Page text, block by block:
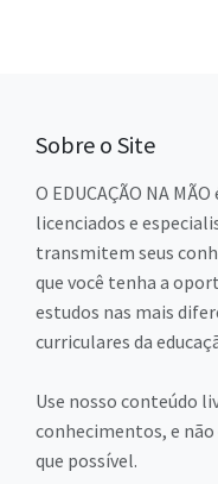
Sobre o Site
O EDUCAÇÃO NA
licenciados e
transmitem seus
que você tenha a
estudos nas mais
curriculares da
Use nosso conteúdo
conhecimentos, e não
que possível.